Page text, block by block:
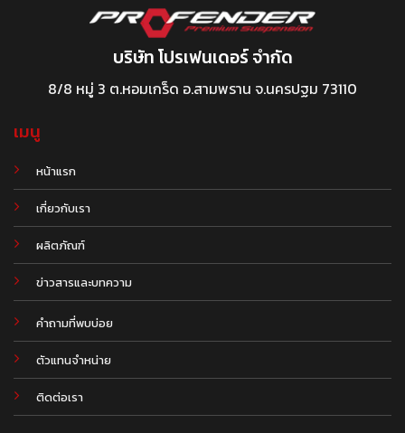
บริษัท โปรเฟนเดอร์ จำกัด
8/8 หมู่ 3 ต.หอมเกร็ด อ.สามพราน จ.นครปฐม 73110
เมนู
หน้าแรก
เกี่ยวกับเรา
ผลิตภัณฑ์
ข่าวสารและบทความ
.
คำถามที่พบบ่อย
ตัวแทนจำหน่าย
ติดต่อเรา